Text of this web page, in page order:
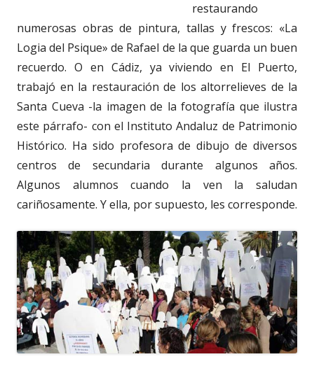
restaurando
numerosas obras de pintura, tallas y frescos: «La
Logia del Psique» de Rafael de la que guarda un buen
recuerdo. O en Cádiz, ya viviendo en El Puerto,
trabajó en la restauración de los altorrelieves de la
Santa Cueva -la imagen de la fotografía que ilustra
este párrafo- con el Instituto Andaluz de Patrimonio
Histórico. Ha sido profesora de dibujo de diversos
centros de secundaria durante algunos años.
Algunos alumnos cuando la ven la saludan
cariñosamente. Y ella, por supuesto, les corresponde.